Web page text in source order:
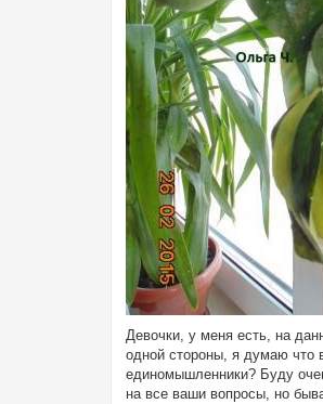
Девочки, у меня есть, на
одной стороны, я думаю что
единомышленники? Буду
на все ваши вопросы, но